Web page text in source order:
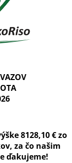
8128,10 € zo
za čo našim
ďakujeme!